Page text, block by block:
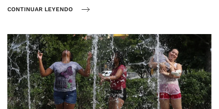
CONTINUAR LEYENDO